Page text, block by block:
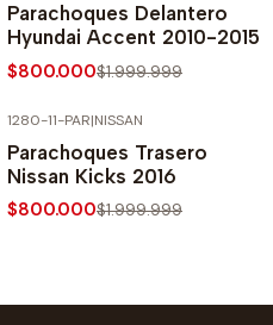
Parachoques Delantero
Hyundai Accent 2010-2015
$800.000$1.999.999
1280-11-PAR|NISSAN
Parachoques Trasero
Nissan Kicks 2016
$800.000$1.999.999